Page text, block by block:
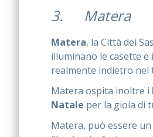
3. Matera
Matera, la Città dei
illuminano le casette e
realmente indietro nel
Matera ospita inoltre i
Natale per la gioia di
Matera, può essere